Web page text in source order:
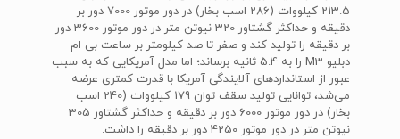
213.5 کیلووات (286 اسب بخار) در دور موتور 7000 دور بر
دقیقه و حداکثر گشتاور 320 نیوتن متر در دور موتور 3600 دور
بر دقیقه را تولید کند و صفر تا صد کیلومتر بر ساعت بی ام
دبلیو M3 را به 5.4 ثانیه برساند؛ اما مدل آمریکایی که به سبب
عبور از استانداردهای آلایندگی آمریکا با قدرت کمتری عرضه
می‌شد، توانایی تولید سقف توان 179 کیلووات (240 اسب
بخار) در دور موتور 6000 دور بر دقیقه و حداکثر گشتاور 305
نیوتن متر در دور موتور 4250 دور بر دقیقه را داشت.